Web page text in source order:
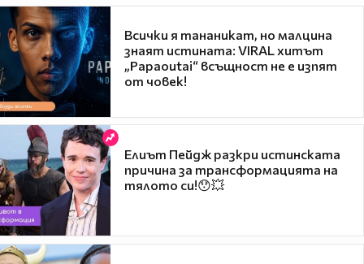
Всички я тананикат, но малцина
знаят истината: VIRAL хитът
„Papaoutai“ всъщност не е изпят
от човек!
Елиът Пейдж разкри истинската
причина за трансформацията на
тялото си!😯💥